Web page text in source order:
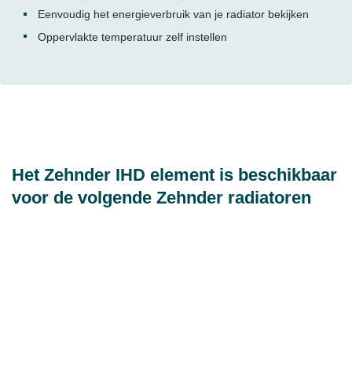
Eenvoudig het energieverbruik van je radiator bekijken
Oppervlakte temperatuur zelf instellen
Het Zehnder IHD element is beschikbaar
voor de volgende Zehnder radiatoren